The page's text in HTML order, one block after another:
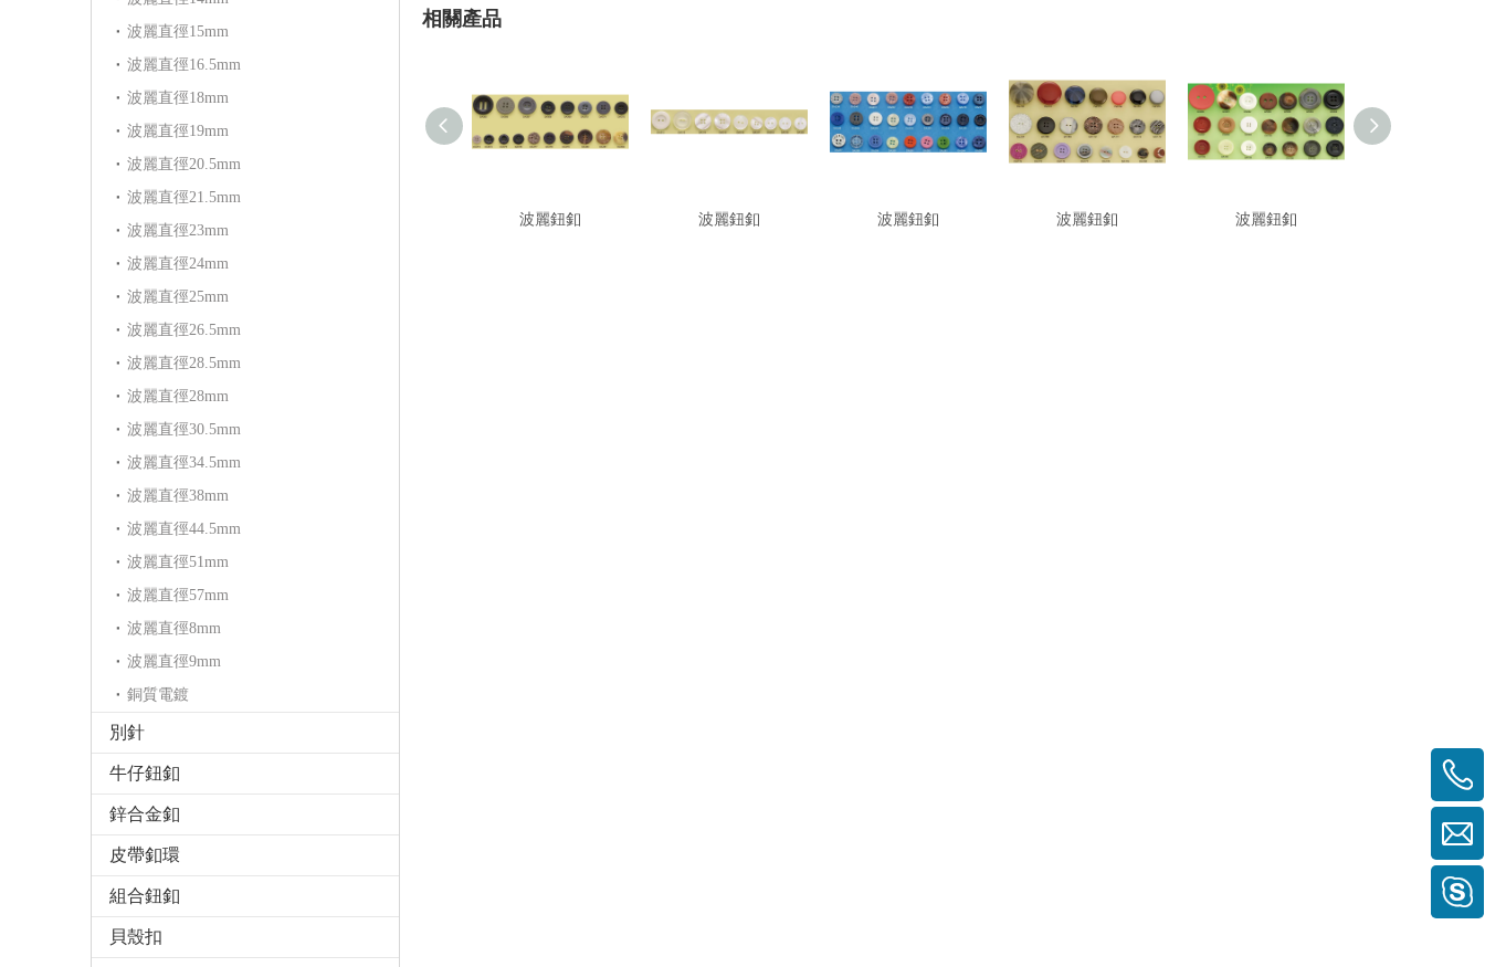
波麗直徑15mm
波麗直徑16.5mm
波麗直徑18mm
波麗直徑19mm
波麗直徑20.5mm
波麗直徑21.5mm
波麗直徑23mm
波麗直徑24mm
波麗直徑25mm
波麗直徑26.5mm
波麗直徑28.5mm
波麗直徑28mm
波麗直徑30.5mm
波麗直徑34.5mm
波麗直徑38mm
波麗直徑44.5mm
波麗直徑51mm
波麗直徑57mm
波麗直徑8mm
波麗直徑9mm
銅質電鍍
別針
牛仔鈕釦
鋅合金釦
皮帶釦環
組合鈕釦
貝殼扣
相關產品
波麗鈕釦 波麗鈕釦 波麗鈕釦 波麗鈕釦 波麗鈕釦